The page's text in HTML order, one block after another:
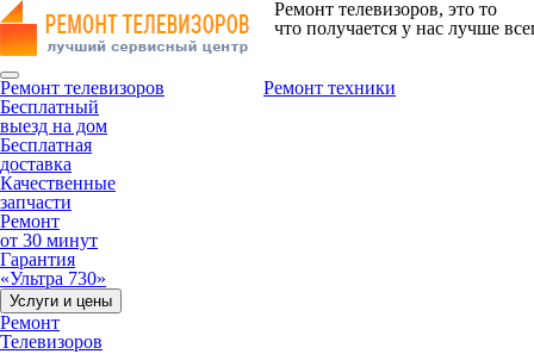
Ремонт телевизоров, это то
что получается у нас лучше
Ремонт телевизоров
Ремонт техники
Бесплатный
выезд на дом
Бесплатная
доставка
Качественные
запчасти
Ремонт
от 30 минут
Гарантия
«Ультра 730»
Услуги и цены
Ремонт
Телевизоров